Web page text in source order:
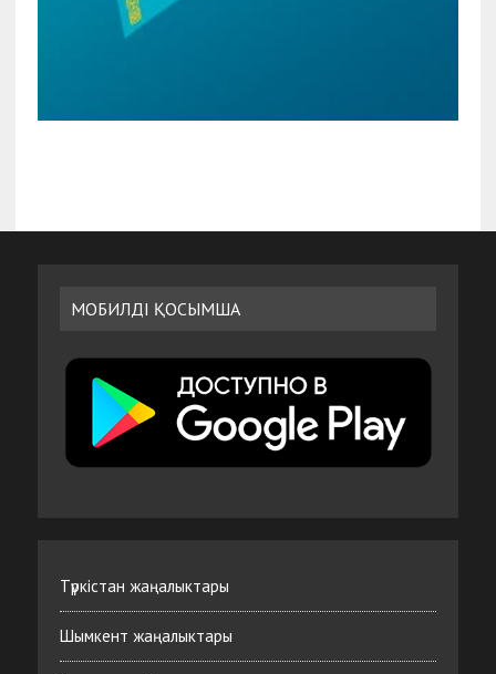
МОБИЛДІ ҚОСЫМША
Түркістан жаңалыктары
Шымкент жаңалыктары